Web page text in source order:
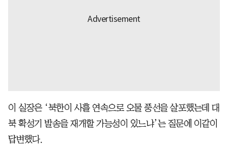
이 실장은 ‘북한이 사흘 연속으로 오물 풍선을 살포했는데 대
북 확성기 발송을 재개할 가능성이 있느냐’는 질문에 이같이
답변했다.